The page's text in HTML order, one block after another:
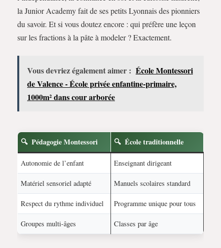
la Junior Academy fait de ses petits Lyonnais des pionniers
du savoir. Et si vous doutez encore : qui préfère une leçon
sur les fractions à la pâte à modeler ? Exactement.
Vous devriez également aimer : École Montessori
de Valence - École privée enfantine-primaire,
1000m² dans cour arborée
Pédagogie Montessori École traditionnelle
Autonomie de l’enfant Enseignant dirigeant
Matériel sensoriel adapté Manuels scolaires standard
Respect du rythme individuel Programme unique pour tous
Groupes multi-âges Classes par âge